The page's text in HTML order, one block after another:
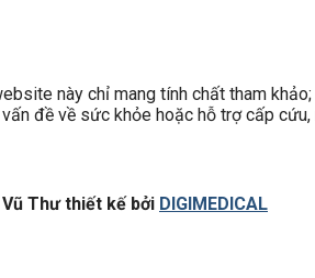
này chỉ mang tính chất tham
đề về sức khỏe hoặc hỗ trợ cấp
Thư thiết kế bởi DIGIMEDICAL